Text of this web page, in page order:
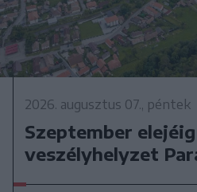
2026. augusztus 07., péntek
Szeptember
veszélyhelyzet